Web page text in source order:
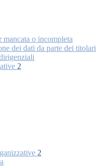
mancata o incompleta
dei dati da parte dei titolari
2
2